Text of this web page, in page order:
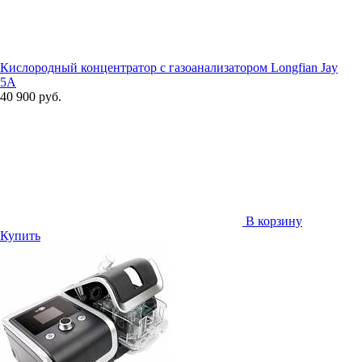
Кислородный концентратор с газоанализатором Longfian Jay
5A
40 900 руб.
В корзину
Купить